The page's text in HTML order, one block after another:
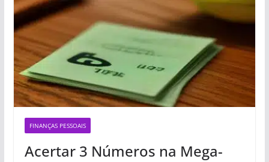
FINANÇAS PESSOAIS
Acertar 3 Números na Mega-